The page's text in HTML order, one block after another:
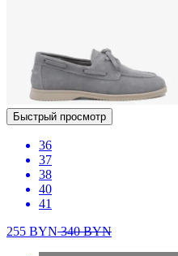
Быстрый просмотр
36
37
38
40
41
255 BYN340BYN